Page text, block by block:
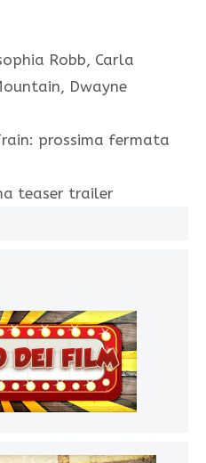
Robb, Carla
, Dwayne
prossima fermata
teaser trailer